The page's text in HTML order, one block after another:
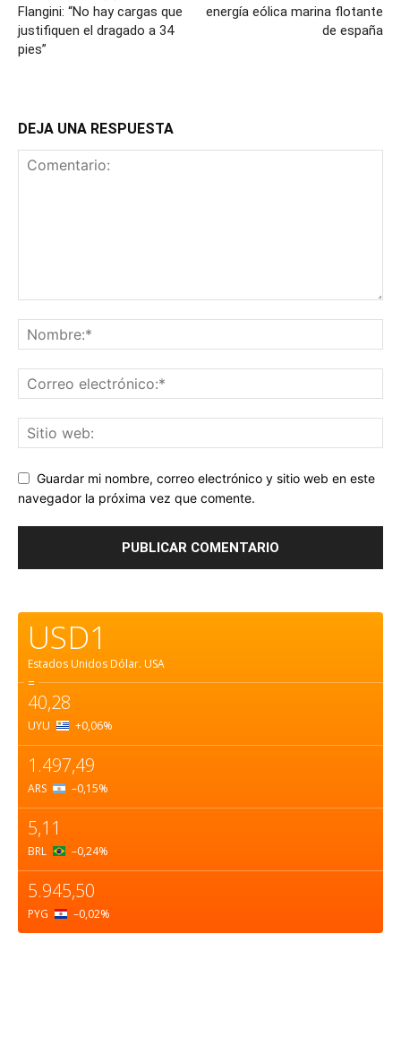
Flangini: “No hay cargas que
justifiquen el dragado a 34
pies”
energía eólica marina flotante
de españa
DEJA UNA RESPUESTA
Guardar mi nombre, correo electrónico y sitio web en este
navegador la próxima vez que comente.
USD1
Estados Unidos Dólar. USA
=
40,28
UYU +0,06%
1.497,49
ARS –0,15%
5,11
BRL –0,24%
5.945,50
PYG –0,02%